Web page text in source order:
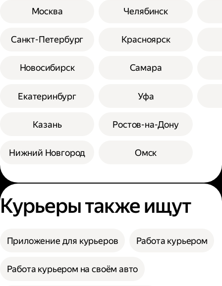
Москва
Санкт-Петербург
Новосибирск
Екатеринбург
Казань
Нижний Новгород
Челябинск
Красноярск
Самара
Уфа
Ростов-на-Дону
Омск
Курьеры также ищут
Приложение для курьеров Работа курьером
Работа курьером на своём авто